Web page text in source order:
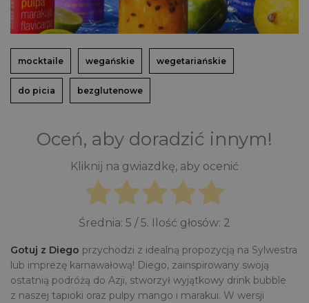
mocktaile wegańskie wegetariańskie
do picia bezglutenowe
Oceń, aby doradzić innym!
Kliknij na gwiazdkę, aby ocenić
Średnia: 5 / 5. Ilość głosów: 2
Gotuj z Diego przychodzi z idealną propozycją na Sylwestra
lub imprezę karnawałową! Diego, zainspirowany swoją
ostatnią podróżą do Azji, stworzył wyjątkowy drink bubble
z naszej tapioki oraz pulpy mango i marakui. W wersji